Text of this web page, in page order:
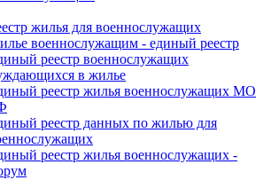
жилья для военнослужащих
военнослужащим - единый реестр
реестр военнослужащих
в жилье
реестр жилья военнослужащих МО
реестр данных по жилью для
реестр жилья военнослужащих -